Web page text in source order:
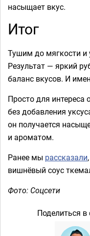
насыщает вкус.
Итог
Тушим до мягкости
Результат — яркий
баланс вкусов. И
Просто для интереса
без добавления
он получается
и ароматом.
Ранее мы рассказали
вишнёвый соус
Фото: Соцсети
Поделиться в